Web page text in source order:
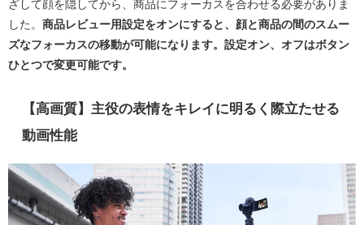
ざして顔を隠してから、商品にフォーカスを合わせる必要がありま
した。 商品レビュー用設定をオンにすると、顔と商品の間のスムー
ズなフォーカスの移動が可能になります。設定オン、オフはボタン
ひとつで変更可能です。
【高画質】主役の表情をキレイに明るく際立たせる
動画性能